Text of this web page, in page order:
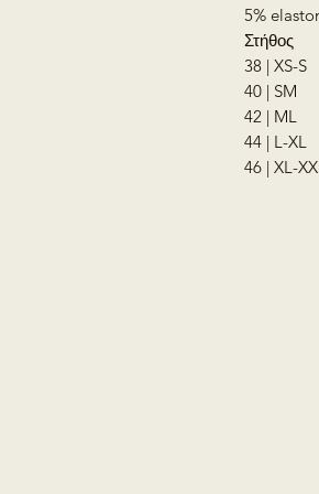
5%
38 |
40 | SM
42 | ML
44 | L-XL
46 | XL-